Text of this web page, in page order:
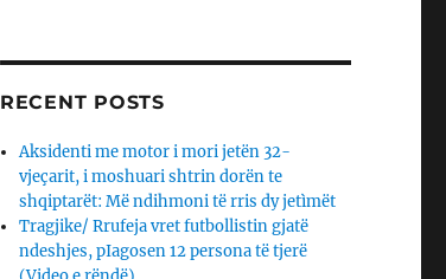
RECENT POSTS
Aksidenti me motor i mori jetën 32-
vjeçarit, i moshuari shtrin dorën te
shqiptarët: Më ndihmoni të rris dy jetìmët
Tragjike/ Rrufeja vret futbollistin gjatë
ndeshjes, pIagosen 12 persona të tjerë